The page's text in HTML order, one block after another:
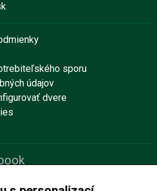
sporu
údajov
dvere